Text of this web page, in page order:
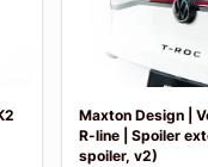
Maxton Design |
R-line | Spoiler
spoiler, v2)